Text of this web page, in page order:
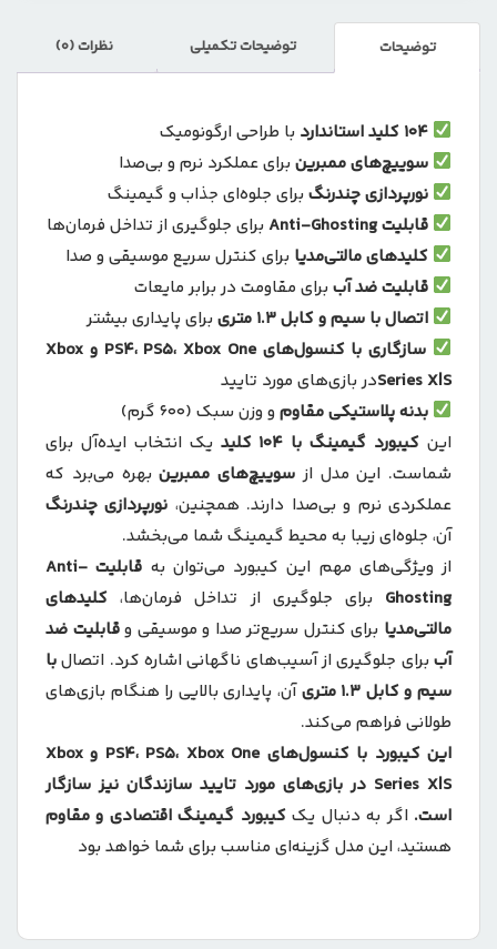
توضیحات توضیحات تکمیلی نظرات (0)
104 کلید استاندارد
با طراحی ارگونومیک
سوییچ‌های ممبرین برای عملکرد نرم و بی‌صدا
نورپردازی چندرنگ برای جلوه‌ای جذاب و گیمینگ
قابلیت Anti-Ghosting
برای جلوگیری از تداخل فرمان‌ها
کلیدهای مالتی‌مدیا برای کنترل سریع موسیقی و صدا
قابلیت ضد آب برای مقاومت در برابر مایعات
اتصال با سیم و کابل 1.3 متری
برای پایداری بیشتر
سازگاری با کنسول‌های PS4، PS5، Xbox One و Xbox
Series X|Sدر بازی‌های مورد تایید
بدنه پلاستیکی مقاوم و وزن سبک (600 گرم)
این کیبورد گیمینگ با 104 کلید
یک انتخاب ایده‌آل برای
شماست. این مدل از سوییچ‌های ممبرینبهره می‌برد که
عملکردی نرم و بی‌صدا دارند. همچنین، نورپردازی چندرنگ
آن، جلوه‌ای زیبا به محیط گیمینگ شما می‌بخشد.
از ویژگی‌های مهم این کیبورد می‌توان به
قابلیت Anti-
Ghosting برای جلوگیری از تداخل فرمان‌ها، کلیدهای
مالتی‌مدیا برای کنترل سریع‌تر صدا و موسیقی وقابلیت ضد
آب برای جلوگیری از آسیب‌های ناگهانی اشاره کرد. اتصالبا
سیم و کابل 1.3 متری
آن، پایداری بالایی را هنگام بازی‌های
طولانی فراهم می‌کند.
این کیبورد با کنسول‌های PS4، PS5، Xbox One و Xbox
Series X|S در بازی‌های مورد تایید سازندگان نیز سازگار
است. اگر به دنبال یککیبورد گیمینگ اقتصادی و مقاوم
هستید، این مدل گزینه‌ای مناسب برای شما خواهد بود